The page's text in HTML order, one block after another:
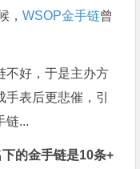
，WSOP金手链曾
不好，于是主办方
表后更悲催，引
链...
的金手链是10条+